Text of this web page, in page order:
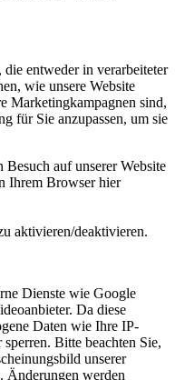
entweder in verarbeiteter
wie unsere Website
Marketingkampagnen sind,
für Sie anzupassen, um sie
auf unserer Website
Ihrem Browser hier
aktivieren/deaktivieren.
Dienste wie Google
Da diese
Daten wie Ihre IP-
Bitte beachten Sie,
unserer
Änderungen werden